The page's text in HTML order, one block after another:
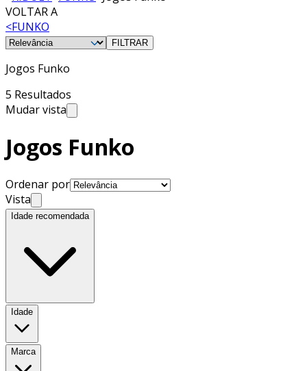
VOLTAR A
<FUNKO
FILTRAR
Jogos Funko
5 Resultados
Mudar vista
Jogos Funko
Ordenar por
Vista
Idade recomendada
Idade
Marca